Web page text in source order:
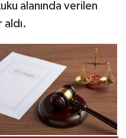
alanında verilen
aldı.